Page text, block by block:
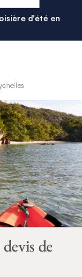
d'été en
de